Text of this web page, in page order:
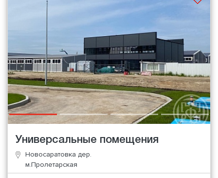
Универсальные помещения
Новосаратовка дер.
м.Пролетарская